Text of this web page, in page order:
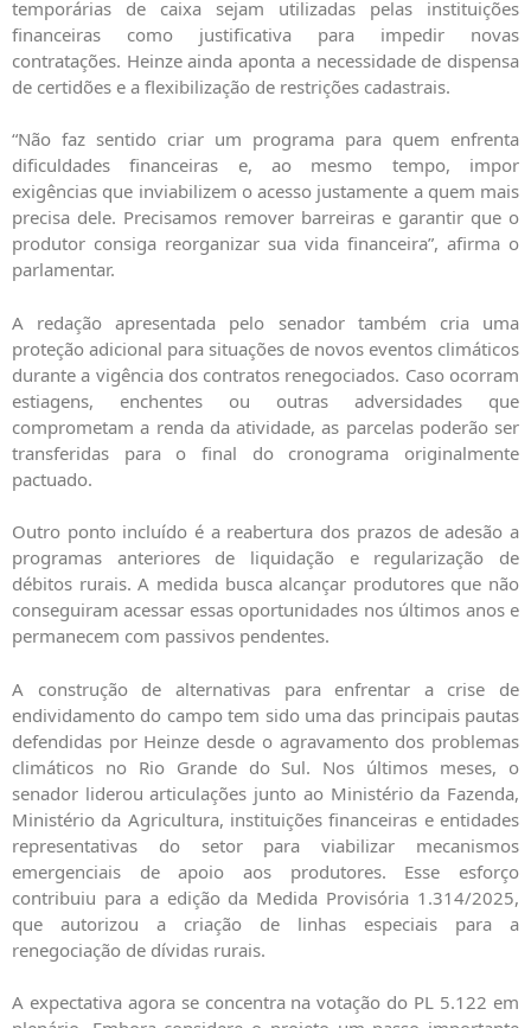
temporárias de caixa sejam utilizadas pelas instituições
financeiras como justificativa para impedir novas
contratações. Heinze ainda aponta a necessidade de dispensa
de certidões e a flexibilização de restrições cadastrais.
“Não faz sentido criar um programa para quem enfrenta
dificuldades financeiras e, ao mesmo tempo, impor
exigências que inviabilizem o acesso justamente a quem mais
precisa dele. Precisamos remover barreiras e garantir que o
produtor consiga reorganizar sua vida financeira”, afirma o
parlamentar.
A redação apresentada pelo senador também cria uma
proteção adicional para situações de novos eventos climáticos
durante a vigência dos contratos renegociados. Caso ocorram
estiagens, enchentes ou outras adversidades que
comprometam a renda da atividade, as parcelas poderão ser
transferidas para o final do cronograma originalmente
pactuado.
Outro ponto incluído é a reabertura dos prazos de adesão a
programas anteriores de liquidação e regularização de
débitos rurais. A medida busca alcançar produtores que não
conseguiram acessar essas oportunidades nos últimos anos e
permanecem com passivos pendentes.
A construção de alternativas para enfrentar a crise de
endividamento do campo tem sido uma das principais pautas
defendidas por Heinze desde o agravamento dos problemas
climáticos no Rio Grande do Sul. Nos últimos meses, o
senador liderou articulações junto ao Ministério da Fazenda,
Ministério da Agricultura, instituições financeiras e entidades
representativas do setor para viabilizar mecanismos
emergenciais de apoio aos produtores. Esse esforço
contribuiu para a edição da Medida Provisória 1.314/2025,
que autorizou a criação de linhas especiais para a
renegociação de dívidas rurais.
A expectativa agora se concentra na votação do PL 5.122 em